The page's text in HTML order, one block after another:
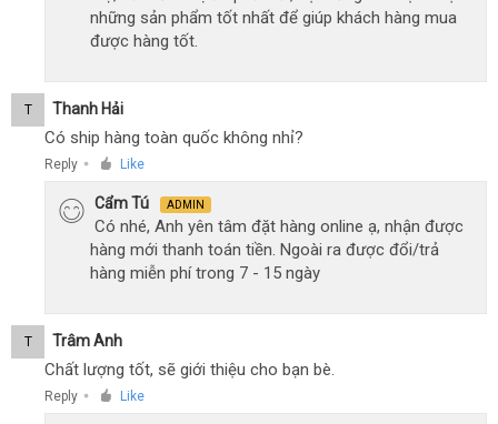
những sản phẩm tốt nhất để giúp khách hàng mua
được hàng tốt.
T Thanh Hải
Có ship hàng toàn quốc không nhỉ?
Reply ● Like
Cẩm Tú ADMIN
Có nhé, Anh yên tâm đặt hàng online ạ, nhận được
hàng mới thanh toán tiền. Ngoài ra được đổi/trả
hàng miễn phí trong 7 - 15 ngày
T Trâm Anh
Chất lượng tốt, sẽ giới thiệu cho bạn bè.
Reply ● Like